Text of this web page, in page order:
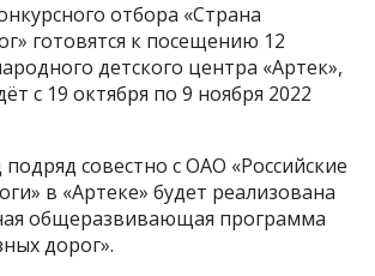
отбора «Страна
готовятся к посещению 12
детского центра «Артек»,
с 19 октября по 9 ноября 2022
совестно с ОАО «Российские
в «Артеке» будет реализована
общеразвивающая программа
дорог».